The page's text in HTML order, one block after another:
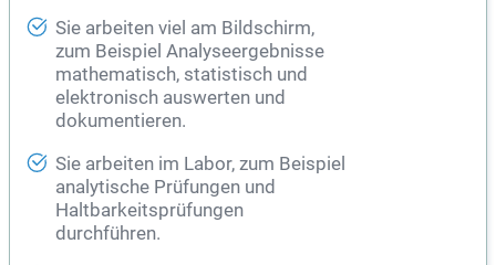
Sie arbeiten viel am Bildschirm,
zum Beispiel Analyseergebnisse
mathematisch, statistisch und
elektronisch auswerten und
dokumentieren.
Sie arbeiten im Labor, zum Beispiel
analytische Prüfungen und
Haltbarkeitsprüfungen
durchführen.